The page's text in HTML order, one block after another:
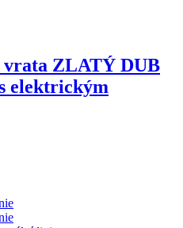
vrata ZLATÝ DUB
elektrickým